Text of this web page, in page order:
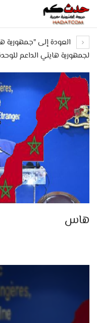
العودة إلى "جمهورية
لجمهورية هايتي الداعم
هاس